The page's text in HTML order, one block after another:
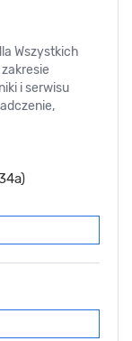
Wszystkich
i serwisu